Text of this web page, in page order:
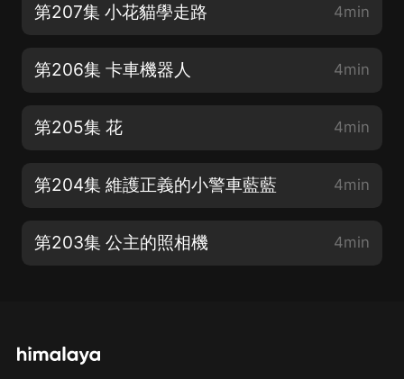
第207集 小花貓學走路 4min
第206集 卡車機器人 4min
第205集 花 4min
第204集 維護正義的小警車藍藍 4min
第203集 公主的照相機 4min